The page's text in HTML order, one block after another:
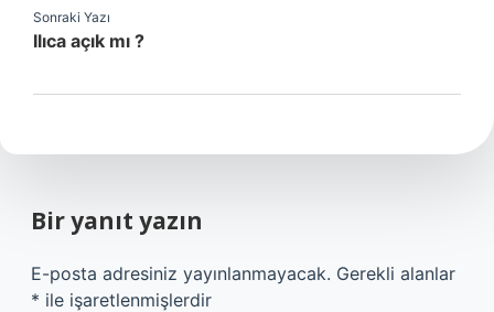
Sonraki Yazı
Ilıca açık mı ?
Bir yanıt yazın
E-posta adresiniz yayınlanmayacak. Gerekli alanlar
* ile işaretlenmişlerdir